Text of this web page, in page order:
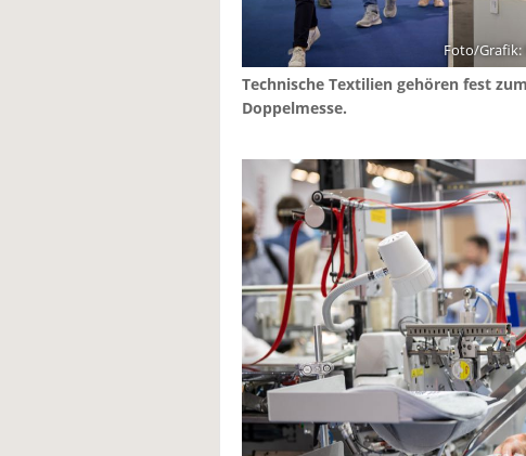
Foto/Grafik:
Technische Textilien gehören fest
Doppelmesse.